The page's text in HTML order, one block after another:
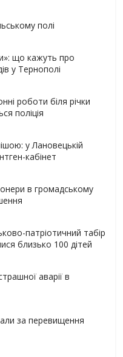
полі
що кажуть про
у Тернополі
роботи біля річки
поліція
у Лановецькій
кабінет
в громадському
патріотичний табір
близько 100 дітей
аварії в
за перевищення